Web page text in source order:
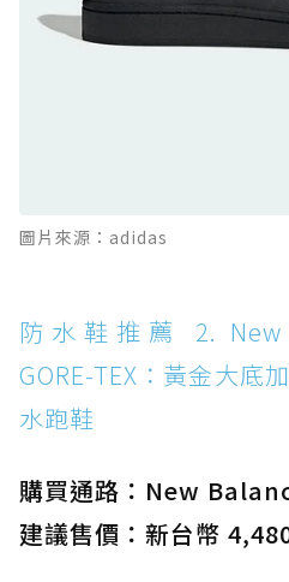
防水鞋推薦 11. On
感軟彈、搭載
Boot：馬汀首款雨靴登
防水鞋推薦 14.
WATERPROOF：一踩
異大底與全防水厚底健
防水鞋推薦 15. Brooks
圖片來源：adidas
防水鞋推薦 2. New
GORE-TEX：黃金大底
水跑鞋
購買通路：New
建議售價：新台幣